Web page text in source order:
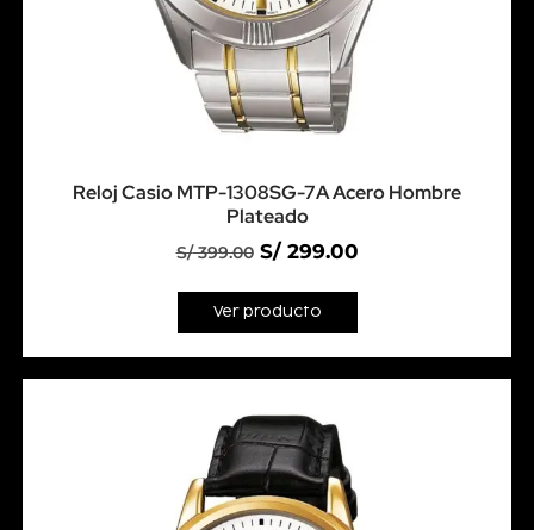
Reloj Casio MTP-1308SG-7A Acero Hombre
Plateado
S/399.00 S/299.00
Ver producto